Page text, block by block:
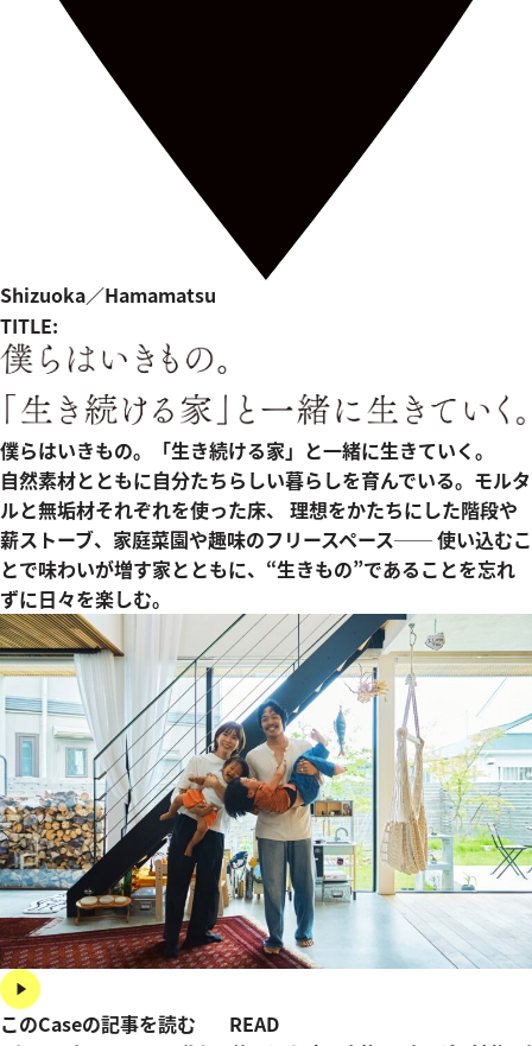
Shizuoka／Hamamatsu
TITLE:
僕らはいきもの。「生き続ける家」と一緒に生きていく。
自然素材とともに自分たちらしい暮らしを育んでいる。モルタ
ルと無垢材それぞれを使った床、 理想をかたちにした階段や
薪ストーブ、家庭菜園や趣味のフリースペース── 使い込むこ
とで味わいが増す家とともに、“生きもの”であることを忘れ
ずに日々を楽しむ。
このCaseの記事を読む
READ